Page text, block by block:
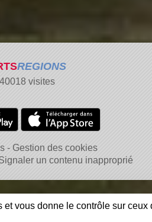
REGIONS
40018visites
Gestion des cookies
un contenu inapproprié
vous donne le contrôle sur ceux